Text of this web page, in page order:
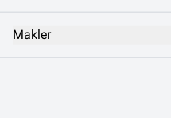
Makler